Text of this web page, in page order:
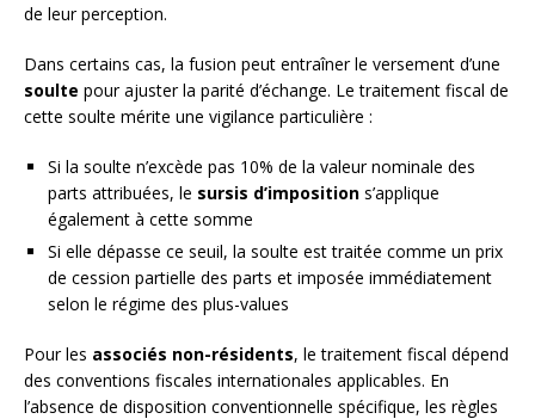
de leur perception.
Dans certains cas, la fusion peut entraîner le versement d’une
soulte pour ajuster la parité d’échange. Le traitement fiscal de
cette soulte mérite une vigilance particulière :
Si la soulte n’excède pas 10% de la valeur nominale des
parts attribuées, le sursis d’imposition s’applique
également à cette somme
Si elle dépasse ce seuil, la soulte est traitée comme un prix
de cession partielle des parts et imposée immédiatement
selon le régime des plus-values
Pour les associés non-résidents, le traitement fiscal dépend
des conventions fiscales internationales applicables. En
l’absence de disposition conventionnelle spécifique, les règles